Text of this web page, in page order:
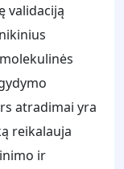
validaciją
atradimai yra
reikalauja
ir